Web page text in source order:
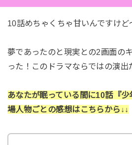
10話めちゃくちゃ甘いんですけど
夢であったのと現実との2画面の
った！このドラマならではの演出
あなたが眠っている間に10話『
場人物ごとの感想はこちらから↓↓